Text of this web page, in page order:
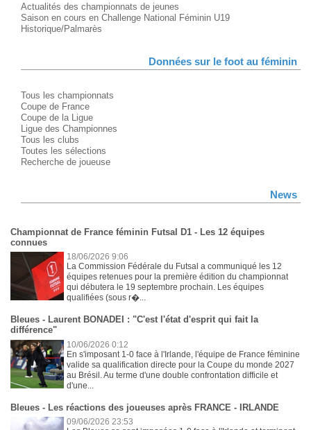
Actualités des championnats de jeunes
Saison en cours en Challenge National Féminin U19
Historique/Palmarès
Données sur le foot au féminin
Tous les championnats
Coupe de France
Coupe de la Ligue
Ligue des Championnes
Tous les clubs
Toutes les sélections
Recherche de joueuse
News
Championnat de France féminin Futsal D1 - Les 12 équipes
connues
18/06/2026 9:06
La Commission Fédérale du Futsal a communiqué les 12
équipes retenues pour la première édition du championnat
qui débutera le 19 septembre prochain. Les équipes
qualifiées (sous r�...
Bleues - Laurent BONADEI : "C'est l'état d'esprit qui fait la
différence"
10/06/2026 0:12
En s'imposant 1-0 face à l'Irlande, l'équipe de France féminine
valide sa qualification directe pour la Coupe du monde 2027
au Brésil. Au terme d'une double confrontation difficile et
d'une...
Bleues - Les réactions des joueuses après FRANCE - IRLANDE
09/06/2026 23:53